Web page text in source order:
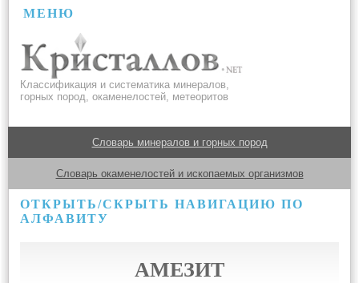
МЕНЮ
Классификация и систематика минералов,
горных пород, окаменелостей, метеоритов
Словарь минералов и горных пород
Словарь окаменелостей и ископаемых организмов
ОТКРЫТЬ/СКРЫТЬ НАВИГАЦИЮ ПО
АЛФАВИТУ
АМЕЗИТ